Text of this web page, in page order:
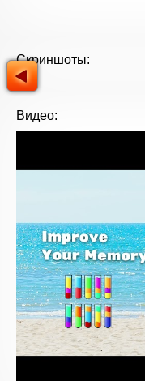
Скриншоты:
Видео: